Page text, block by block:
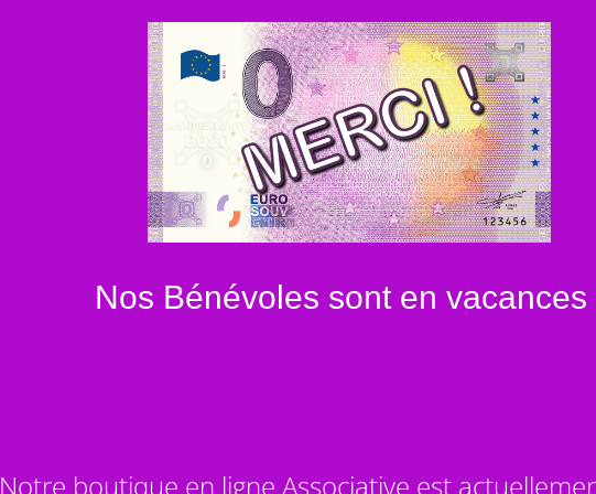
Nos Bénévoles sont en vacances
Notre boutique en ligne Associative est